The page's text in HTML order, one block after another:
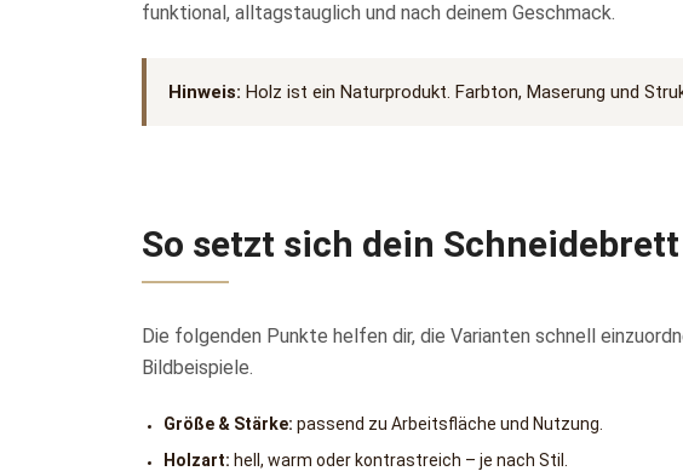
funktional, alltagstauglich und nach deinem Geschmack.
Hinweis: Holz ist ein Naturprodukt. Farbton, Maserung und
So setzt sich dein
Die folgenden Punkte helfen dir, die Varianten schnell
Bildbeispiele.
Größe & Stärke: passend zu Arbeitsfläche und Nutzung.
Holzart: hell, warm oder kontrastreich – je nach Stil.